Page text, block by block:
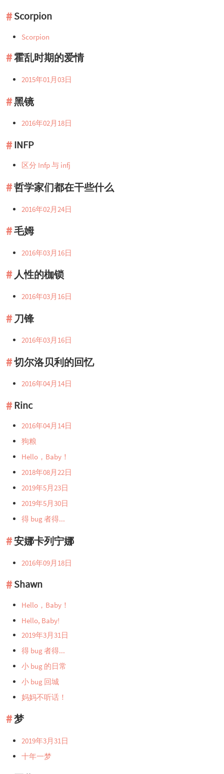
Scorpion
Scorpion
霍乱时期的爱情
2015年01月03日
黑镜
2016年02月18日
INFP
区分 Infp 与 infj
哲学家们都在干些什么
2016年02月24日
毛姆
2016年03月16日
人性的枷锁
2016年03月16日
刀锋
2016年03月16日
切尔洛贝利的回忆
2016年04月14日
Rinc
2016年04月14日
狗粮
Hello，Baby！
2018年08月22日
2019年5月23日
2019年5月30日
得 bug 者得...
安娜卡列宁娜
2016年09月18日
Shawn
Hello，Baby！
Hello, Baby!
2019年3月31日
得 bug 者得...
小 bug 的日常
小 bug 回城
妈妈不听话！
梦
2019年3月31日
十年一梦